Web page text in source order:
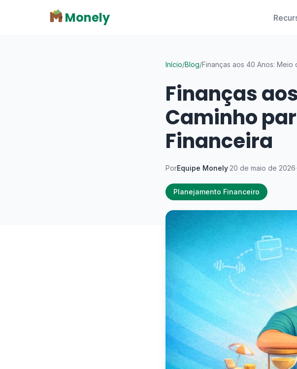
Monely
Início/Blog/Finanças aos 40 Anos: Meio
Finanças
Caminho
Financeira
PorEquipe Monely·20 de maio de 2026·
Planejamento Financeiro